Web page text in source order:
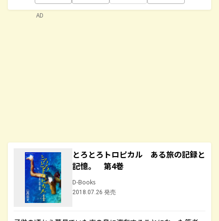
とろとろトロピカル ある旅の記録と
記憶。 第4巻
D-Books
2018.07.26 発売
AD